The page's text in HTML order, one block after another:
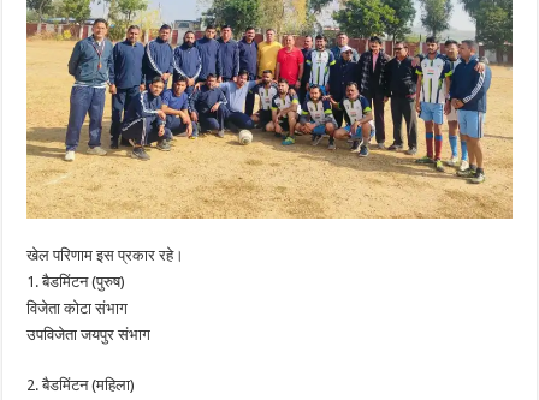
खेल परिणाम इस प्रकार रहे।
1. बैडमिंटन (पुरुष)
विजेता कोटा संभाग
उपविजेता जयपुर संभाग
2. बैडमिंटन (महिला)